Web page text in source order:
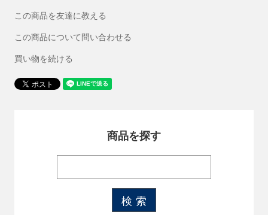
この商品を友達に教える
この商品について問い合わせる
買い物を続ける
商品を探す